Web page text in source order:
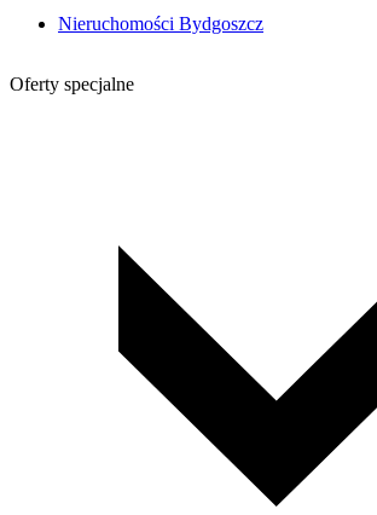
Nieruchomości Bydgoszcz
Oferty specjalne